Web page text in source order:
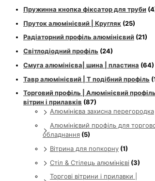
Пружинна кнопка фіксатор для труби
Пруток алюмінієвий | Кругляк (25)
Радіаторний профіль алюмінієвий (21)
Світлодіодний профіль (24)
Смуга алюмінієва| шина | пластина (64)
Тавр алюмінієвий | Т подібний профіль
Торговий профіль | Алюмінієвий
вітрин і прилавків (87)
Алюмінієва захисна перегородка
Алюмінієвий профіль для
обладнання (5)
Вітрина для попкорну (1)
Стіл & Стілець алюмінієві (3)
Торгові вітрини і прилавки |